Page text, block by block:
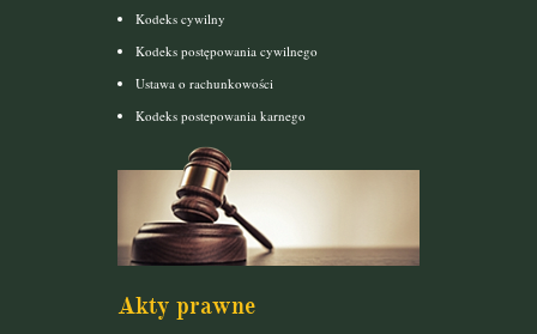
Kodeks cywilny
Kodeks postępowania cywilnego
Ustawa o rachunkowości
Kodeks postepowania karnego
Akty prawne